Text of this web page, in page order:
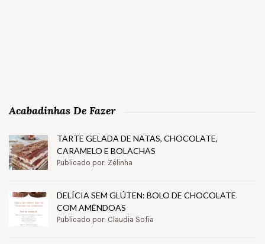
Acabadinhas De Fazer
TARTE GELADA DE NATAS, CHOCOLATE,
CARAMELO E BOLACHAS
Publicado por: Zélinha
DELÍCIA SEM GLÚTEN: BOLO DE CHOCOLATE
COM AMÊNDOAS
Publicado por: Claudia Sofia